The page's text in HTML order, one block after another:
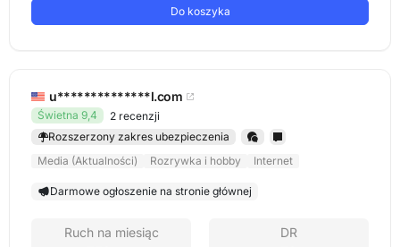
Do koszyka
u**************l.com
Świetna 9,4
2 recenzji
Rozszerzony zakres ubezpieczenia
Media (Aktualności)
Rozrywka i hobby Internet
Darmowe ogłoszenie na stronie głównej
Ruch na miesiąc
DR